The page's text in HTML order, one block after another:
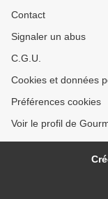
Contact
Signaler un abus
C.G.U.
Cookies et données
Préférences cookies
Voir le profil de